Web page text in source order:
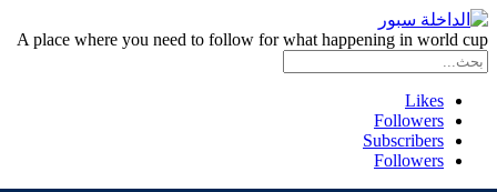
A place where you need to follow for what happening in world cup
Likes
Followers
Subscribers
Followers